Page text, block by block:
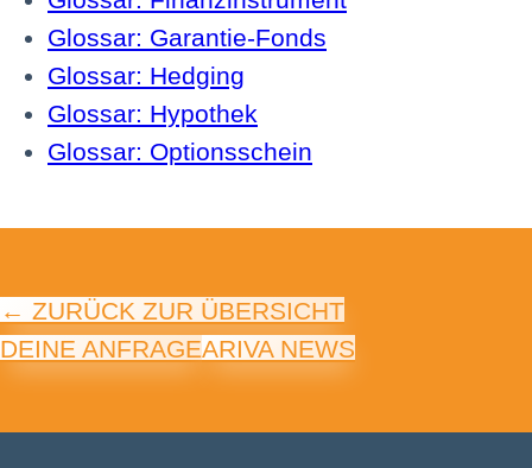
Glossar: Garantie-Fonds
Glossar: Hedging
Glossar: Hypothek
Glossar: Optionsschein
← ZURÜCK ZUR ÜBERSICHT
DEINE ANFRAGEARIVA NEWS